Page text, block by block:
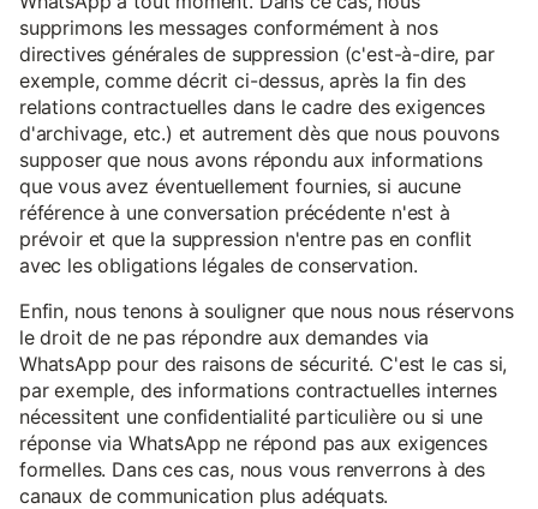
supprimons les messages conformément à nos
directives générales de suppression (c'est-à-dire, par
exemple, comme décrit ci-dessus, après la fin des
relations contractuelles dans le cadre des exigences
d'archivage, etc.) et autrement dès que nous pouvons
supposer que nous avons répondu aux informations
que vous avez éventuellement fournies, si aucune
référence à une conversation précédente n'est à
prévoir et que la suppression n'entre pas en conflit
avec les obligations légales de conservation.
Enfin, nous tenons à souligner que nous nous réservons
le droit de ne pas répondre aux demandes via
WhatsApp pour des raisons de sécurité. C'est le cas si,
par exemple, des informations contractuelles internes
nécessitent une confidentialité particulière ou si une
réponse via WhatsApp ne répond pas aux exigences
formelles. Dans ces cas, nous vous renverrons à des
canaux de communication plus adéquats.